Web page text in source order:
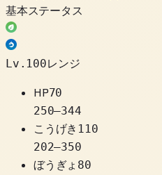
基本ステータス
Lv.100レンジ
HP70
250–344
こうげき 110
202–350
ぼうぎょ 80